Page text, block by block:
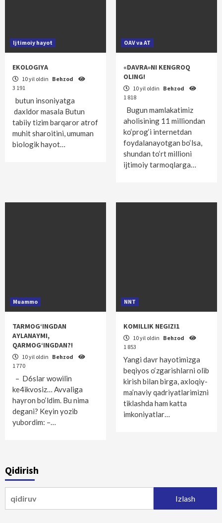
Ijtimoiy hayot
EKOLOGIYA
10 yil oldin Behzod
3 191
butun insoniyatga
daxldor masala Butun
tabiiy tizim barqaror atrof
muhit sharoitini, umuman
biologik hayot…
OAV va AT
«DAVRA»NI KENGROQ
OLING!
10 yil oldin Behzod
1 818
Bugun mamlakatimiz
aholisining 11 milliondan
ko‘prog‘i internetdan
foydalanayotgan bo‘lsa,
shundan to‘rt millioni
ijtimoiy tarmoqlarga…
Muammo
TARMOG‘INGDAN
AYLANAYMI,
QARMOG‘INGDAN?!
10 yil oldin Behzod
1 770
– D6slar wowilin
ke4ikvosiz… Avvaliga
hayron bo‘ldim. Bu nima
degani? Keyin yozib
yubordim: –…
NNT
KOMILLIK NEGIZI1
10 yil oldin Behzod
1 853
Yangi davr hayotimizga
beqiyos o‘zgarishlarni olib
kirish bilan birga, axloqiy-
ma’naviy qadriyatlarimizni
tiklashda ham katta
imkoniyatlar…
Qidirish